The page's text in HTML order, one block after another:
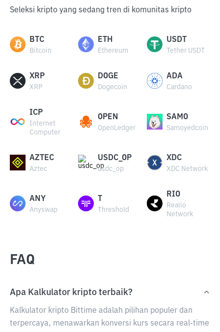
Seleksi kripto yang sedang tren di komunitas kripto
BTC
Bitcoin
ETH
Ethereum
USDT
Tether USDT
XRP
XRP
DOGE
Dogecoin
ADA
Cardano
ICP
Internet
Computer
OPEN
OpenLedger
SAMO
Samoyedcoin
AZTEC
Aztec
USDC_OP
usdc_op
XDC
XDC Network
ANY
Anyswap Threshold
RIO
Realio
Network
FAQ
Apa Kalkulator kripto terbaik?
Kalkulator kripto Bittime adalah pilihan populer dan
terpercaya, menawarkan konversi kurs secara real-time